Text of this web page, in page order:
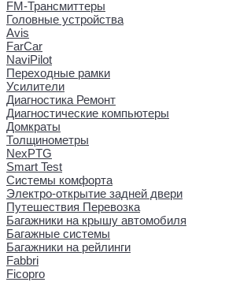
FM-Трансмиттеры
Головные устройства
Avis
FarCar
NaviPilot
Переходные рамки
Усилители
Диагностика Ремонт
Диагностические компьютеры
Домкраты
Толщинометры
NexPTG
Smart Test
Системы комфорта
Электро-открытие задней двери
Путешествия Перевозка
Багажники на крышу автомобиля
Багажные системы
Багажники на рейлинги
Fabbri
Ficopro